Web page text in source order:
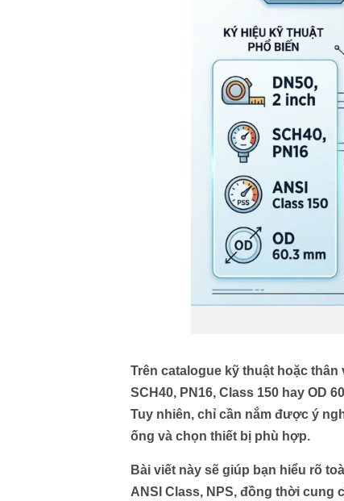
Trên catalogue kỹ thuật hoặc
SCH40, PN16, Class 150 hay OD
Tuy nhiên, chỉ cần nắm được ý
ống và chọn thiết bị phù hợp.
Bài viết này sẽ giúp bạn hiểu rõ
ANSI Class, NPS, đồng thời cung